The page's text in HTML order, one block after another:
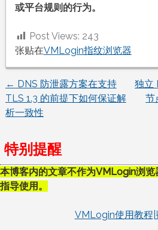
或平台规则的行为。
Post Views: 243
张贴在VMLogin指纹浏览器
文
章
导
航
← DNS 防泄露方案在支持
TLS 1.3 的前提下如何保证解
析一致性
独立
节
特别提醒
本博客内的文章不作为VMLogin浏
指导使用。
VMLogin使用教程|